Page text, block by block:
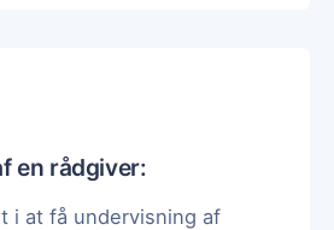
en rådgiver:
i at få undervisning af